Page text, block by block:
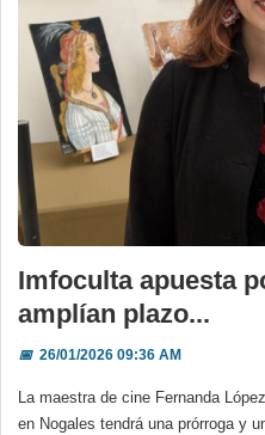
Imfoculta apuesta
amplían plazo...
📅26/01/2026 09:36 AM
La maestra de cine Fernanda
en Nogales tendrá una prórroga y